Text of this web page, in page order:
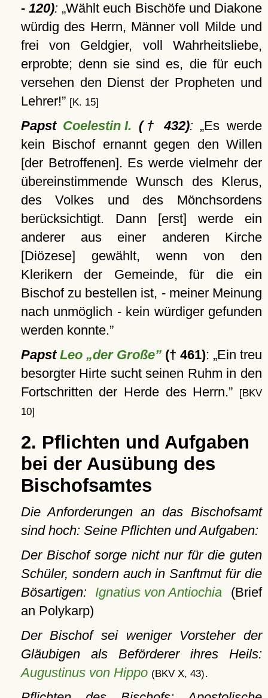
- 120): Wählt euch Bischöfe und Diakone
würdig des Herrn, Männer voll Milde und
frei von Geldgier, voll Wahrheitsliebe,
erprobte; denn sie sind es, die für euch
versehen den Dienst der Propheten und
Lehrer!
[K. 15]
Papst Coelestin I. († 432):
Es werde
kein Bischof ernannt gegen den Willen
[der Betroffenen]. Es werde vielmehr der
übereinstimmende Wunsch des Klerus,
des Volkes und des Mönchsordens
berücksichtigt. Dann [erst] werde ein
anderer aus einer anderen Kirche
[Diözese] gewählt, wenn von den
Klerikern der Gemeinde, für die ein
Bischof zu bestellen ist, - meiner Meinung
nach unmöglich - kein würdiger gefunden
werden konnte.
Papst Leo „der Große”(† 461): Ein treu
besorgter Hirte sucht seinen Ruhm in den
Fortschritten der Herde des Herrn.
[BKV
10]
2. Pflichten und Aufgaben
bei der Ausübung des
Bischofsamtes
Die Anforderungen an das Bischofsamt
sind hoch: Seine Pflichten und Aufgaben:
Der Bischof sorge nicht nur für die guten
Schüler, sondern auch in Sanftmut für die
Bösartigen: Ignatius von Antiochia (Brief
an Polykarp)
Der Bischof sei weniger Vorsteher der
Gläubigen als Beförderer ihres Heils:
Augustinus von Hippo (BKV X, 43).